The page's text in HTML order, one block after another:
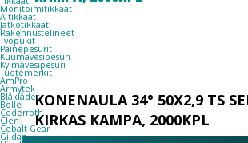
Monitoimitikkaat
A tikkaat
Jatkotikkaat
Rakennustelineet
Työpukit
Painepesurit
Kuumavesipesuri
Kylmävesipesuri
Tuotemerkit
AmPro
Armytek
Blåkläder
Bolle
Cederroth
Clen
Cobalt Gear
Gildan
KONENAULA 34° 50X2,9 TS
KIRKAS KAMPA, 2000KPL